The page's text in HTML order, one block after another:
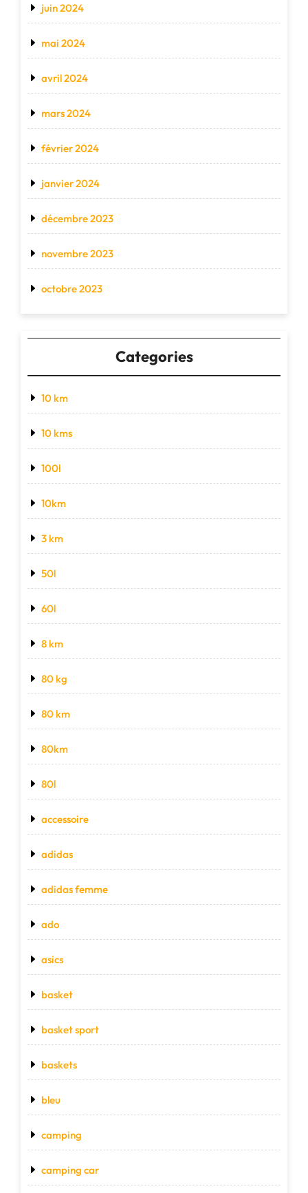
juin 2024
mai 2024
avril 2024
mars 2024
février 2024
janvier 2024
décembre 2023
novembre 2023
octobre 2023
Categories
10 km
10 kms
100l
10km
3 km
50l
60l
8 km
80 kg
80 km
80km
80l
accessoire
adidas
adidas femme
ado
asics
basket
basket sport
baskets
bleu
camping
camping car